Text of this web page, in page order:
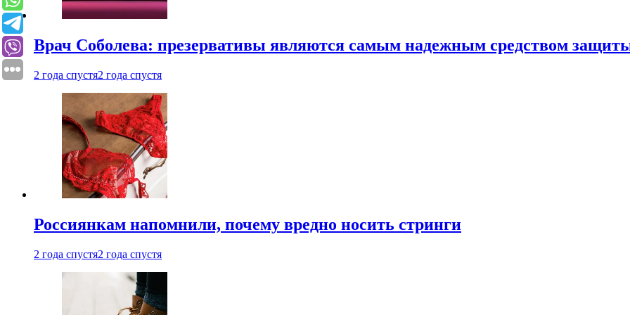
Врач Соболева: презервативы являются самым надежным средством
2 года спустя2 года спустя
Россиянкам напомнили, почему вредно носить стринги
2 года спустя2 года спустя